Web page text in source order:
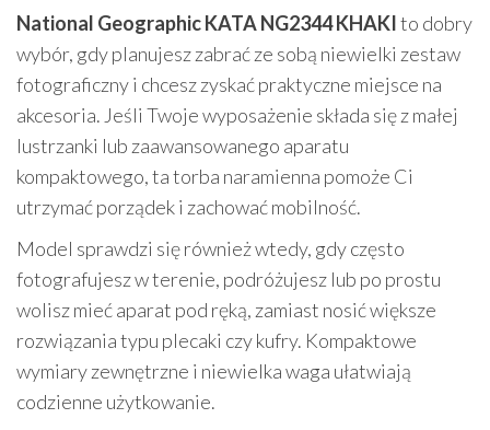
National Geographic KATA NG2344 KHAKIto dobry
wybór, gdy planujesz zabrać ze sobą niewielki zestaw
fotograficzny i chcesz zyskać praktyczne miejsce na
akcesoria. Jeśli Twoje wyposażenie składa się z małej
lustrzanki lub zaawansowanego aparatu
kompaktowego, ta torba naramienna pomoże Ci
utrzymać porządek i zachować mobilność.
Model sprawdzi się również wtedy, gdy często
fotografujesz w terenie, podróżujesz lub po prostu
wolisz mieć aparat pod ręką, zamiast nosić większe
rozwiązania typu plecaki czy kufry. Kompaktowe
wymiary zewnętrzne i niewielka waga ułatwiają
codzienne użytkowanie.